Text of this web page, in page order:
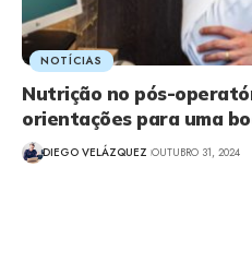
NOTÍCIAS
Nutrição no pós-
orientações para uma
DIEGO VELÁZQUEZ OUTUBRO 31, 2024